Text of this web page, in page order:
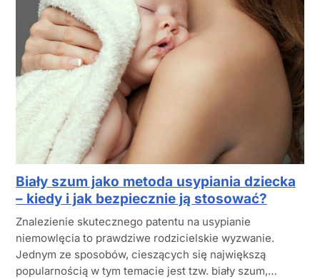
Biały szum jako metoda usypiania dziecka
– kiedy i jak bezpiecznie ją stosować?
Znalezienie skutecznego patentu na usypianie
niemowlęcia to prawdziwe rodzicielskie wyzwanie.
Jednym ze sposobów, cieszących się największą
popularnością w tym temacie jest tzw. biały szum,…